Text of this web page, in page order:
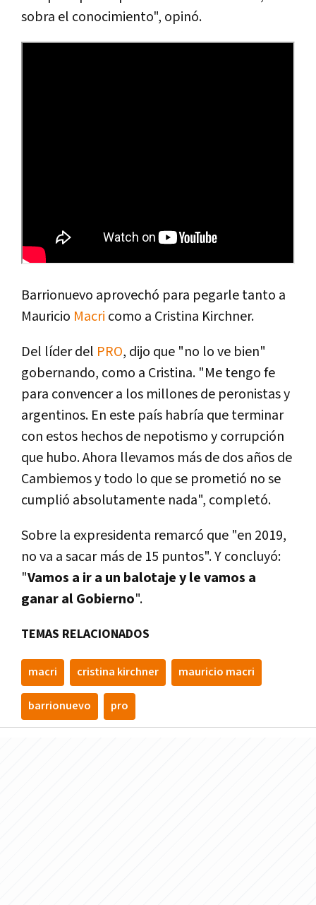
sobra el conocimiento", opinó.
Barrionuevo aprovechó para pegarle tanto a
Mauricio Macri como a Cristina Kirchner.
Del lí­der del PRO, dijo que "no lo ve bien"
gobernando, como a Cristina. "Me tengo fe
para convencer a los millones de peronistas y
argentinos. En este paí­s habrí­a que terminar
con estos hechos de nepotismo y corrupción
que hubo. Ahora llevamos más de dos años de
Cambiemos y todo lo que se prometió no se
cumplió absolutamente nada", completó.
Sobre la expresidenta remarcó que "en 2019,
no va a sacar más de 15 puntos". Y concluyó:
"Vamos a ir a un balotaje y le vamos a
ganar al Gobierno".
TEMAS RELACIONADOS
macri cristina kirchner mauricio macri
barrionuevo pro